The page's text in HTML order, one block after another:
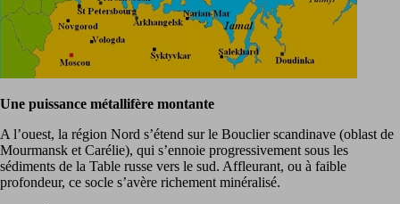
Une puissance métallifère montante
A l’ouest, la région Nord s’étend sur le Bouclier scandinave (oblast de
Mourmansk et Carélie), qui s’ennoie progressivement sous les
sédiments de la Table russe vers le sud. Affleurant, ou à faible
profondeur, ce socle s’avère richement minéralisé.